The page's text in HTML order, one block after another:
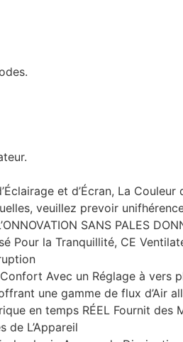
et d’Écran, La
veuillez prevoir
SANS PALES
Pour la Tranquillité, CE
Confort Avec un Réglage à
une gamme de flux d’Air
en temps RÉEL Fournit
de L’Appareil